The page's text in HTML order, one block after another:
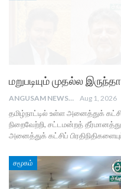
மறுபடியும் முதல்ல
ANGUSAM NEWS Aug 1, 2026
தமிழ்நாட்டில் உள்ள அனைத்துக்
நிறைவேற்றி, சட்டமன்றத்
அனைத்துக் கட்சிப்
சமூகம்